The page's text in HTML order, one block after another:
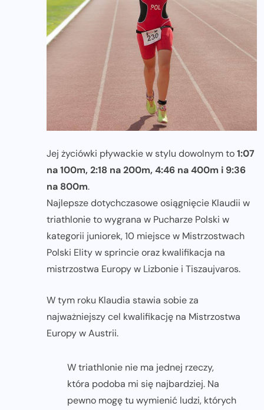
Jej życiówki pływackie w stylu dowolnym to1:07
na 100m, 2:18 na 200m, 4:46 na 400m i 9:36
na 800m.
Najlepsze dotychczasowe osiągnięcie Klaudii w
triathlonie to wygrana w Pucharze Polski w
kategorii juniorek, 10 miejsce w Mistrzostwach
Polski Elity w sprincie oraz kwalifikacja na
mistrzostwa Europy w Lizbonie i Tiszaujvaros.
W tym roku Klaudia stawia sobie za
najważniejszy cel kwalifikację na Mistrzostwa
Europy w Austrii.
W triathlonie nie ma jednej rzeczy,
która podoba mi się najbardziej. Na
pewno mogę tu wymienić ludzi, których